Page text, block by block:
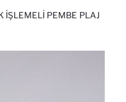
İŞLEMELI PEMBE PLAJ